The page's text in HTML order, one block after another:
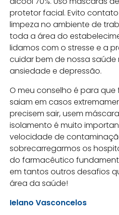
protetor facial. Evito
limpeza no ambiente de
toda a área do
lidamos com o stresse e a
cuidar bem de nossa
ansiedade e depressão.
O meu conselho é para que
saiam em casos
precisem sair, usem
isolamento é muito
velocidade de
sobrecarregarmos os
do farmacêutico
em tantos outros desafios
área da saúde!
Ielano Vasconcelos